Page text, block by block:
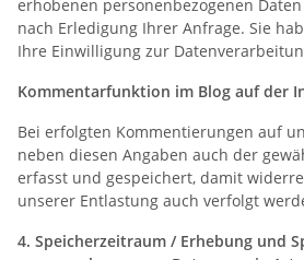
erhobenen personenbezogenen
nach Erledigung Ihrer Anfrage. Sie
Ihre Einwilligung zur
Kommentarfunktion im Blog auf der
Bei erfolgten Kommentierungen auf
neben diesen Angaben auch der
erfasst und gespeichert, damit
unserer Entlastung auch verfolgt
4. Speicherzeitraum / Erhebung und